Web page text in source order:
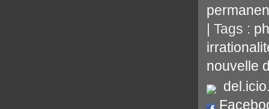
| Tags :
nouvelle